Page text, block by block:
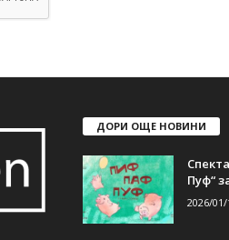
ДОРИ ОЩЕ НОВИНИ
Пуф“
2026/01/